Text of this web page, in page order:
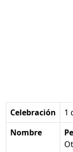
Celebración 1
Nombre